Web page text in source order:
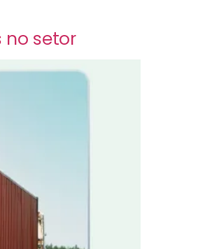
no setor